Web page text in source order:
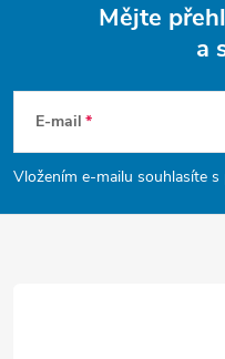
p
Mějte
a
E-mail
Vložením e-mailu souhlasíte s